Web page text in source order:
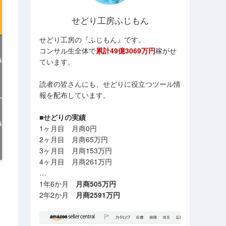
せどり工房ふじもん
せどり工房の『ふじもん』です。
コンサル生全体で累計49億3069万円稼がせ
ています。
読者の皆さんにも、せどりに役立つツール情
報を配布しています。
■せどりの実績
1ヶ月目 月商0円
2ヶ月目 月商65万円
3ヶ月目 月商153万円
4ヶ月目 月商261万円
…
1年6か月 月商505万円
2年2か月 月商2591万円